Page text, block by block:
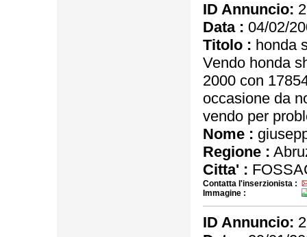
ID Annuncio:
Data : 04/02/
Titolo : honda
Vendo honda
2000 con
occasione da
vendo per
Nome :
Regione :
Citta' :
Contatta l'inserzionista :
Immagine :
ID Annuncio: